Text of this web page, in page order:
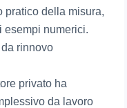
pratico della misura,
esempi numerici.
rinnovo
privato ha
da lavoro